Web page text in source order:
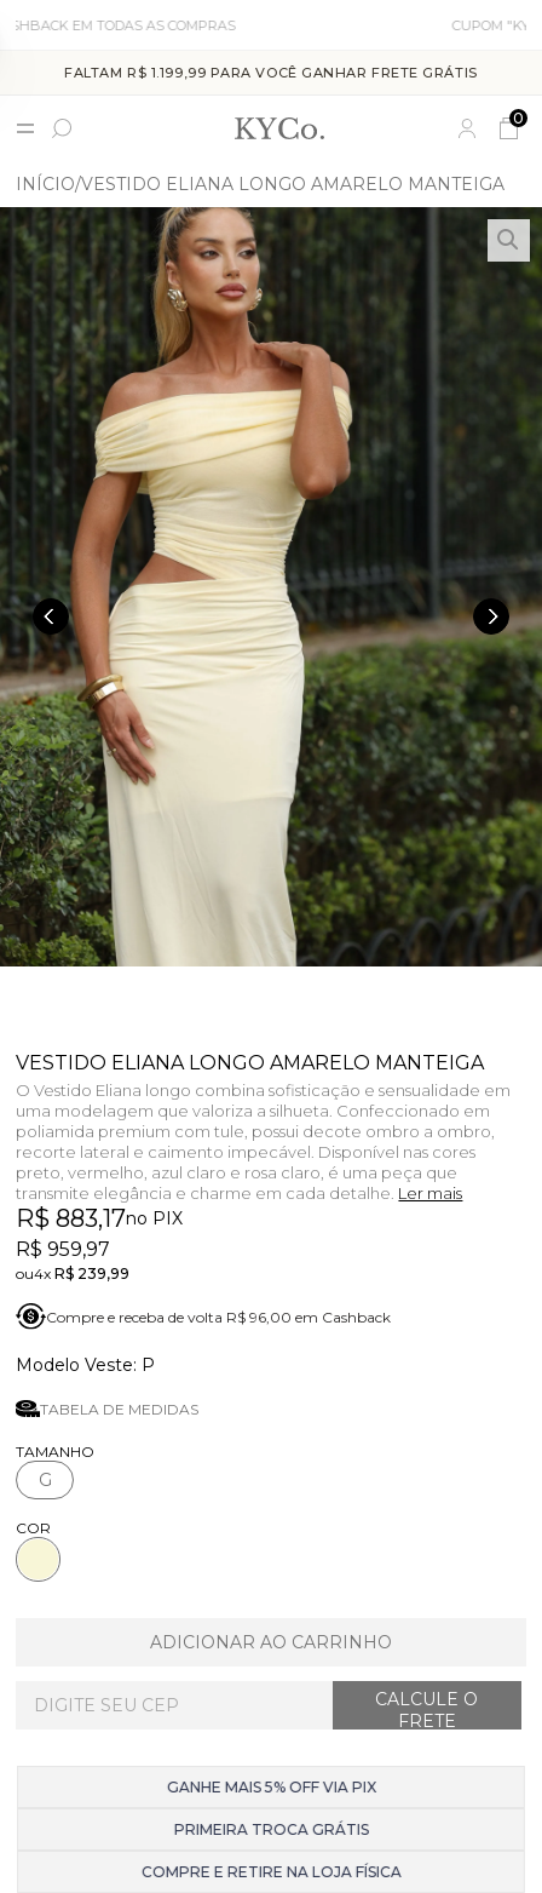
AS COMPRAS CUPOM "KYCO10" PARA
FALTAM R$ 1.199,99 PARA VOCÊ GANHAR FRETE GRÁTIS
0
INÍCIO VESTIDO ELIANA LONGO AMARELO MANTEIGA
VESTIDO ELIANA LONGO AMARELO MANTEIGA
O Vestido Eliana longo combina sofisticação e sensualidade em
uma modelagem que valoriza a silhueta. Confeccionado em
poliamida premium com tule, possui decote ombro a ombro,
recorte lateral e caimento impecável. Disponível nas cores
preto, vermelho, azul claro e rosa claro, é uma peça que
transmite elegância e charme em cada detalhe. Ler mais
R$ 883,17no PIX
R$ 959,97
4xR$ 239,99
Compre e receba de volta R$ 96,00 em Cashback
P
TABELA DE MEDIDAS
TAMANHO
G
COR
ADICIONAR AO CARRINHO
GANHE MAIS 5% OFF VIA PIX
PRIMEIRA TROCA GRÁTIS
COMPRE E RETIRE NA LOJA FÍSICA